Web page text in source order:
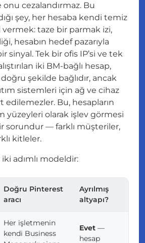
onu cezalandırmaz. Bu
şey, her hesaba kendi temiz
vermek: taze bir parmak izi,
hesabın hedef pazarıyla
sinyal. Tek bir ofis IP’si ve tek
iki BM-bağlı hesap,
doğru şekilde bağlıdır, ancak
sistemleri için ağ ve cihaz
edilemezler. Bu, hesapların
yüzeyleri olarak işlev görmesi
sorundur — farklı müşteriler,
kitleler.
adımlı modeldir:
Doğru Pinterest
aracı
Ayrılmış
altyapı?
Her işletmenin
kendi Business
Evet —
hesap